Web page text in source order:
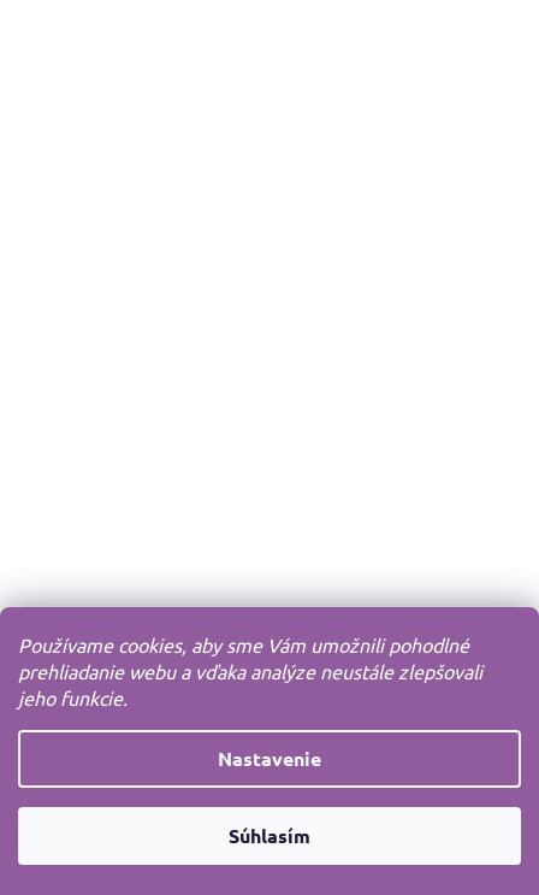
Používame cookies, aby sme Vám umožnili pohodlné
prehliadanie webu a vďaka analýze neustále zlepšovali
jeho funkcie.
Nastavenie
Súhlasím